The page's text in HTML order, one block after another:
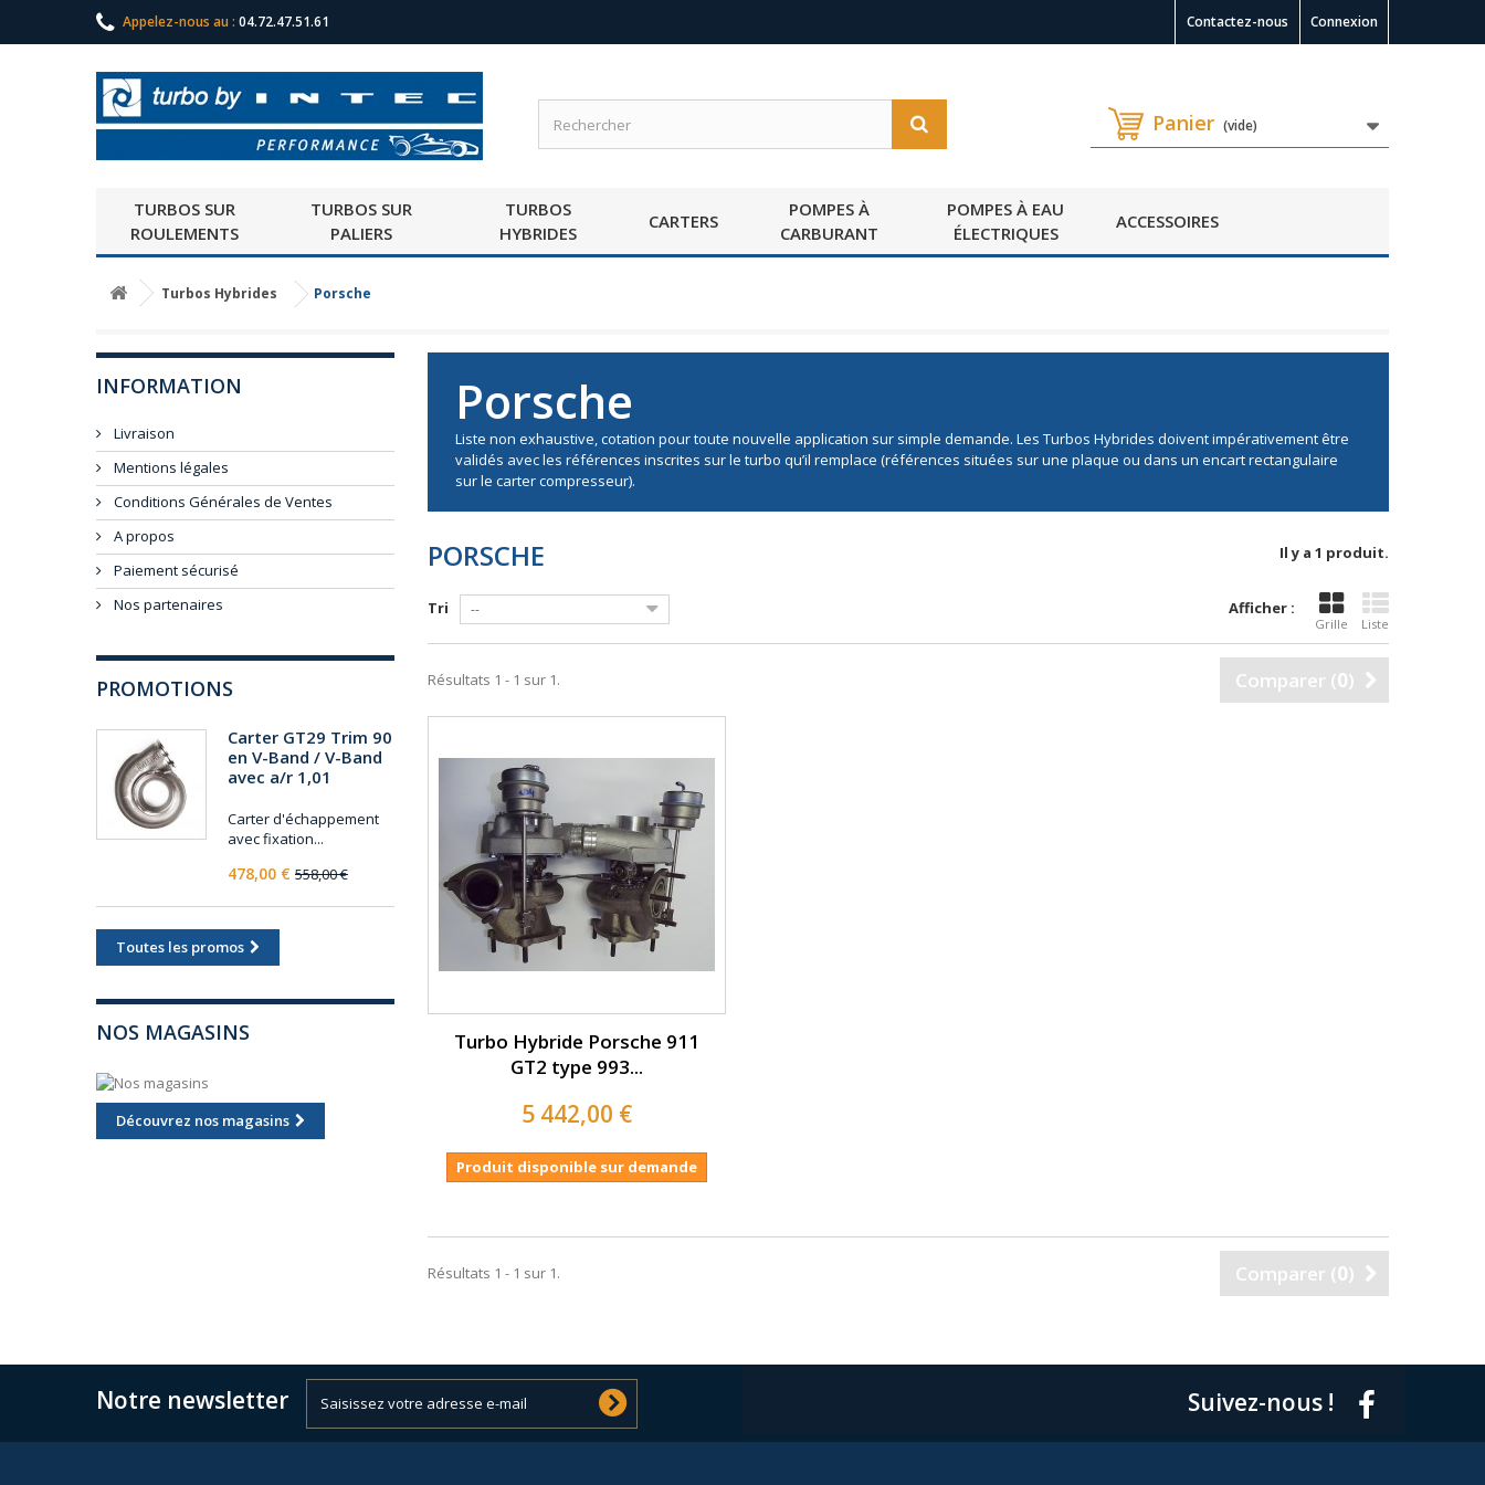
Connexion
Contactez-nous
Appelez-nous au : 04.72.47.51.61
Panier (vide)
TURBOS SUR
ROULEMENTS
TURBOS SUR
PALIERS
TURBOS
HYBRIDES
CARTERS
POMPES À
CARBURANT
POMPES À EAU
ÉLECTRIQUES
ACCESSOIRES
Turbos Hybrides Porsche
INFORMATION
Livraison
Mentions légales
Conditions Générales de Ventes
A propos
Paiement sécurisé
Nos partenaires
PROMOTIONS
Carter GT29 Trim 90
en V-Band / V-Band
avec a/r 1,01
Carter d'échappement
avec fixation...
478,00 € 558,00 €
Toutes les promos
NOS MAGASINS
Découvrez nos magasins
Porsche
Liste non exhaustive, cotation pour toute nouvelle application sur simple demande. Les Turbos Hybrides doivent impérativement être
validés avec les références inscrites sur le turbo qu’il remplace (références situées sur une plaque ou dans un encart rectangulaire
sur le carter compresseur).
PORSCHE Il y a 1 produit.
Afficher :
Grille Liste
Tri --
Comparer (0)
Résultats 1 - 1 sur 1.
Turbo Hybride Porsche 911
GT2 type 993...
5 442,00 €
Produit disponible sur demande
Comparer (0)
Résultats 1 - 1 sur 1.
Notre newsletter Suivez-nous !